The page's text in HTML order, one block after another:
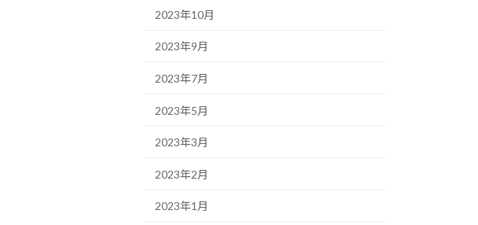
2023年10月
2023年9月
2023年7月
2023年5月
2023年3月
2023年2月
2023年1月